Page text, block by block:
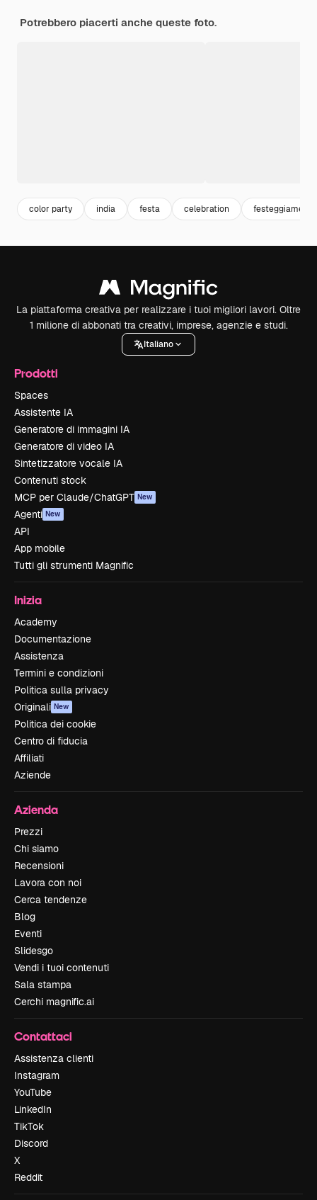
Potrebbero piacerti anche queste foto.
color party india festa celebration festeggiamenti
La piattaforma creativa per realizzare i tuoi migliori lavori. Oltre
1 milione di abbonati tra creativi, imprese, agenzie e studi.
Italiano
Prodotti
Spaces
Assistente IA
Generatore di immagini IA
Generatore di video IA
Sintetizzatore vocale IA
Contenuti stock
MCP per Claude/ChatGPT New
Agenti New
API
App mobile
Tutti gli strumenti Magnific
Inizia
Academy
Documentazione
Assistenza
Termini e condizioni
Politica sulla privacy
Originali New
Politica dei cookie
Centro di fiducia
Affiliati
Aziende
Azienda
Prezzi
Chi siamo
Recensioni
Lavora con noi
Cerca tendenze
Blog
Eventi
Slidesgo
Vendi i tuoi contenuti
Sala stampa
Cerchi magnific.ai
Contattaci
Assistenza clienti
Instagram
YouTube
LinkedIn
TikTok
Discord
X
Reddit